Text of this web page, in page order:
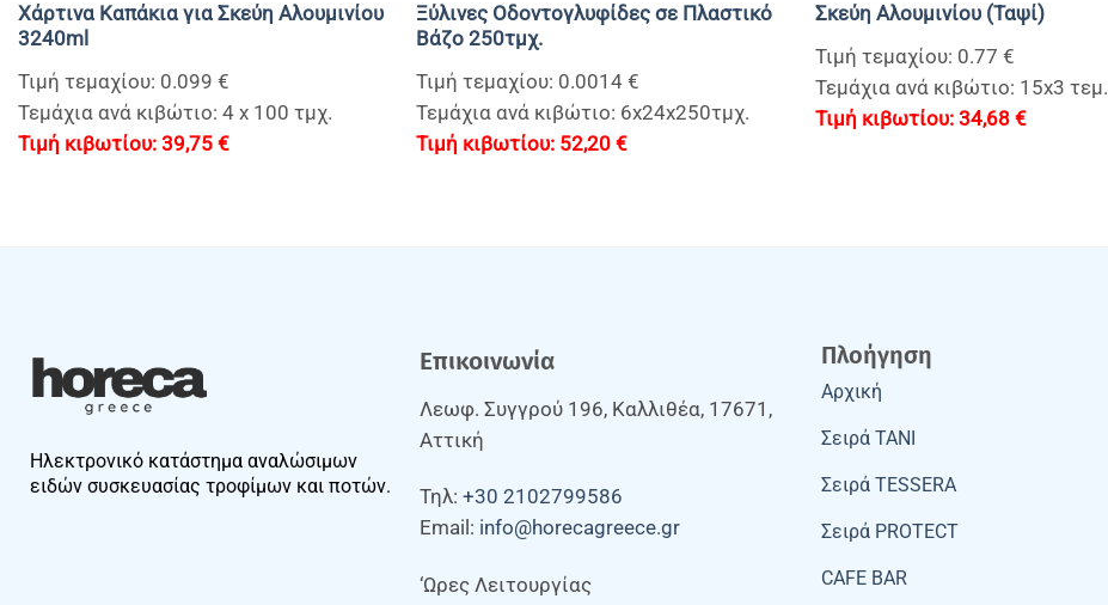
Χάρτινα Καπάκια για Σκεύη Αλουμινίου
3240ml
Τιμή τεμαχίου: 0.099 €
Τεμάχια ανά κιβώτιο: 4 x 100 τμχ.
39,75 €
Ξύλινες Οδοντογλυφίδες σε Πλαστικό
Βάζο 250τμχ.
Τιμή τεμαχίου: 0.0014 €
Τεμάχια ανά κιβώτιο: 6x24x250τμχ.
52,20€
Σκεύη Αλουμινίου (Ταψί)
Τιμή τεμαχίου: 0.77 €
Τεμάχια ανά κιβώτιο: 15x3 τεμ.
34,68 €
Ηλεκτρονικό κατάστημα αναλώσιμων
ειδών συσκευασίας τροφίμων και ποτών.
Επικοινωνία
Λεωφ. Συγγρού 196, Καλλιθέα, 17671,
Αττική
Τηλ: +30 2102799586
Email: info@horecagreece.gr
‘Ωρες Λειτουργίας
Πλοήγηση
Αρχική
Σειρά TANI
Σειρά TESSERA
Σειρά PROTECT
CAFE BAR